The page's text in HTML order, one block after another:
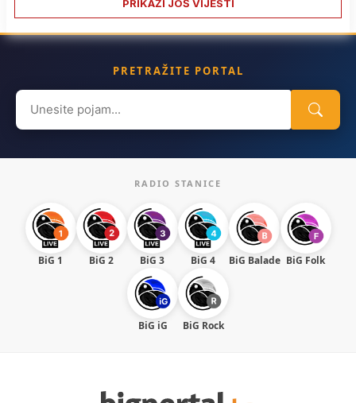
PRIKAŽI JOŠ VIJESTI
PRETRAŽITE PORTAL
Search
for:
RADIO STANICE
BiG 1 BiG 2 BiG 3 BiG 4 BiG Balade BiG Folk
BiG iG BiG Rock